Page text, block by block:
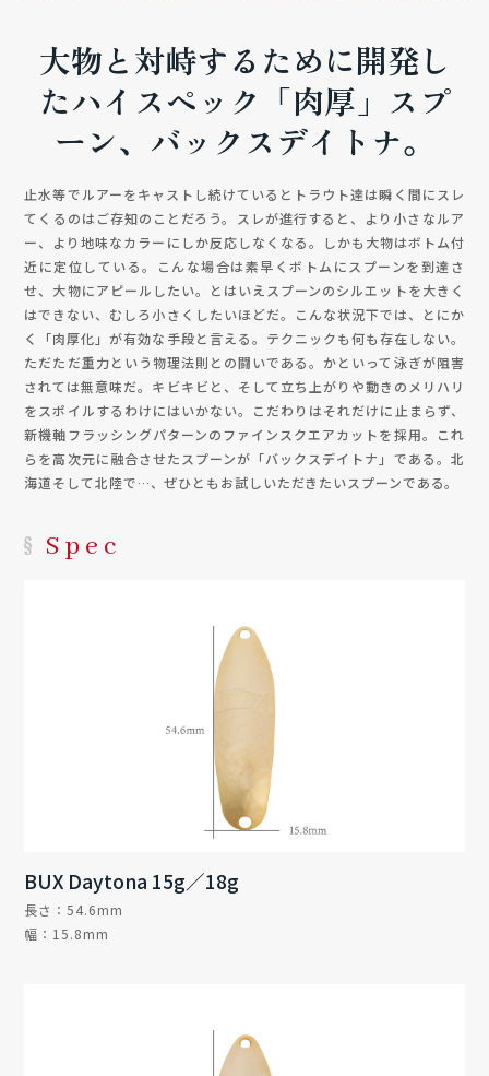
大物と対峙するために開発し
たハイスペック「肉厚」スプ
ーン、バックスデイトナ。
止水等でルアーをキャストし続けているとトラウト達は瞬く間にスレ
てくるのはご存知のことだろう。スレが進行すると、より小さなルア
ー、より地味なカラーにしか反応しなくなる。しかも大物はボトム付
近に定位している。こんな場合は素早くボトムにスプーンを到達さ
せ、大物にアピールしたい。とはいえスプーンのシルエットを大きく
はできない、むしろ小さくしたいほどだ。こんな状況下では、とにか
く「肉厚化」が有効な手段と言える。テクニックも何も存在しない。
ただただ重力という物理法則との闘いである。かといって泳ぎが阻害
されては無意味だ。キビキビと、そして立ち上がりや動きのメリハリ
をスポイルするわけにはいかない。こだわりはそれだけに止まらず、
新機軸フラッシングパターンのファインスクエアカットを採用。これ
らを高次元に融合させたスプーンが「バックスデイトナ」である。北
海道そして北陸で…、ぜひともお試しいただきたいスプーンである。
Spec
BUX Daytona 15g／18g
長さ：54.6mm
幅：15.8mm